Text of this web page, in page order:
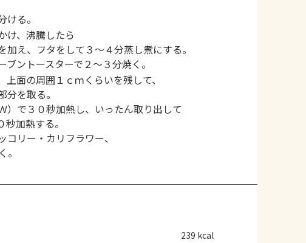
る。
け、沸騰したら
加え、フタをして３～４分蒸し煮にする。
ントースターで２～３分焼く。
面の周囲１ｃｍくらいを残して、
を取る。
）で３０秒加熱し、いったん取り出して
加熱する。
リー・カリフラワー、
239 kcal